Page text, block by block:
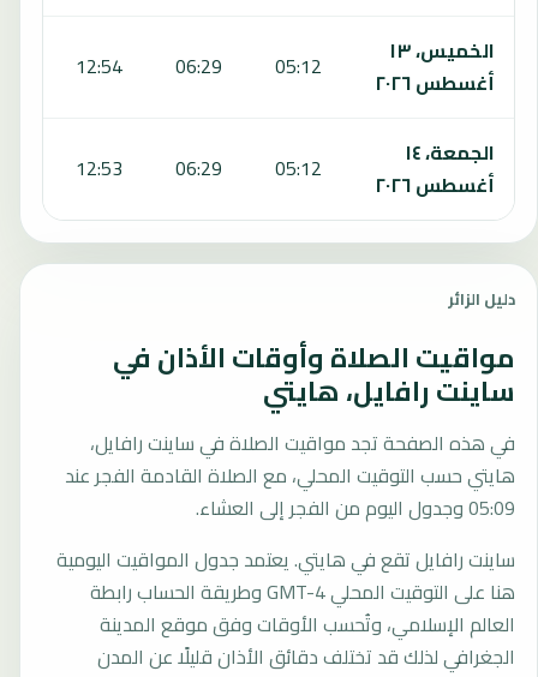
الخميس، ١٣
أغسطس ٢٠٢٦
05:12
06:29
12:54
الجمعة، ١٤
أغسطس ٢٠٢٦
05:12
06:29
12:53
دليل الزائر
مواقيت الصلاة وأوقات الأذان في
ساينت رافايل، هايتي
في هذه الصفحة تجد مواقيت الصلاة في ساينت رافايل،
هايتي حسب التوقيت المحلي، مع الصلاة القادمة الفجر عند
05:09 وجدول اليوم من الفجر إلى العشاء.
ساينت رافايل تقع في هايتي. يعتمد جدول المواقيت اليومية
هنا على التوقيت المحلي GMT-4 وطريقة الحساب رابطة
العالم الإسلامي، وتُحسب الأوقات وفق موقع المدينة
الجغرافي لذلك قد تختلف دقائق الأذان قليلًا عن المدن